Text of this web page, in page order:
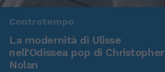
Controtempo
La modernità di Ulisse
nell'Odissea pop di Christopher
Nolan